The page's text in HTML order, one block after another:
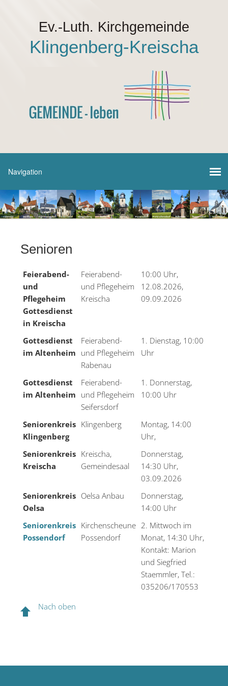
Ev.-Luth. Kirchgemeinde
Klingenberg-Kreischa
Senioren
Feierabend-
und
Pflegeheim
Gottesdienst
in Kreischa
Feierabend-
und Pflegeheim
Kreischa
10:00 Uhr,
12.08.2026,
09.09.2026
Gottesdienst
im Altenheim
Feierabend-
und Pflegeheim
Rabenau
1. Dienstag, 10:00
Uhr
Gottesdienst
im Altenheim
Feierabend-
und Pflegeheim
Seifersdorf
1. Donnerstag,
10:00 Uhr
Seniorenkreis
Klingenberg
Klingenberg
Montag, 14:00
Uhr,
Seniorenkreis
Kreischa
Kreischa,
Gemeindesaal
Donnerstag,
14:30 Uhr,
03.09.2026
Seniorenkreis
Oelsa
Oelsa Anbau
Donnerstag,
14:00 Uhr
Seniorenkreis
Possendorf
Kirchenscheune
Possendorf
2. Mittwoch im
Monat, 14:30 Uhr,
Kontakt: Marion
und Siegfried
Staemmler, Tel.:
035206/170553
Nach oben